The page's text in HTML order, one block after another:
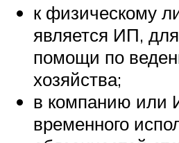
к физическому
является ИП,
помощи по
хозяйства;
в компанию или
временного